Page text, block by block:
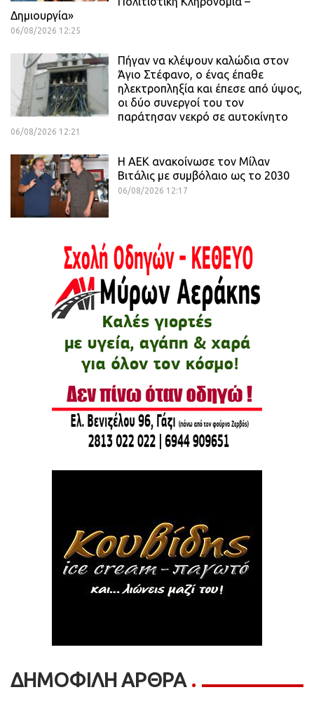
Δημιουργία»
06/08/2026 12:25
Πήγαν να κλέψουν καλώδια στον
Άγιο Στέφανο, ο ένας έπαθε
ηλεκτροπληξία και έπεσε από ύψος,
οι δύο συνεργοί του τον
παράτησαν νεκρό σε αυτοκίνητο
06/08/2026 12:21
H ΑΕΚ ανακοίνωσε τον Μίλαν
Βιτάλις με συμβόλαιο ως το 2030
06/08/2026 12:17
ΔΗΜΟΦΙΛΗ ΑΡΘΡΑ